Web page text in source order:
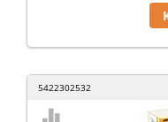
5422302532